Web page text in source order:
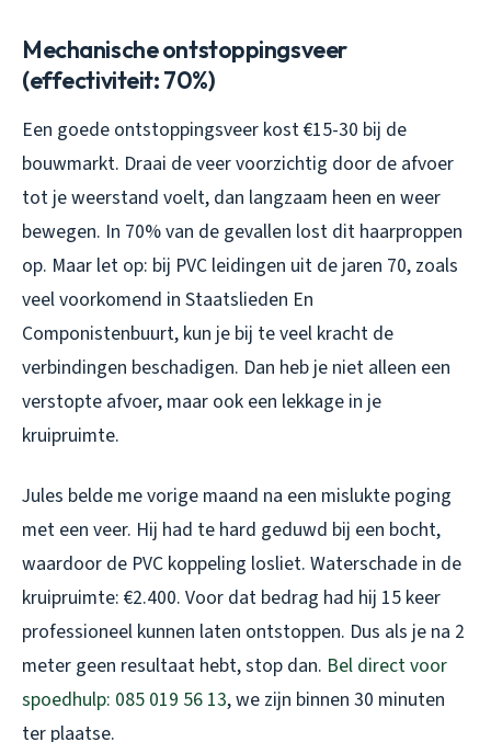
Mechanische ontstoppingsveer
(effectiviteit: 70%)
Een goede ontstoppingsveer kost €15-30 bij de
bouwmarkt. Draai de veer voorzichtig door de afvoer
tot je weerstand voelt, dan langzaam heen en weer
bewegen. In 70% van de gevallen lost dit haarproppen
op. Maar let op: bij PVC leidingen uit de jaren 70, zoals
veel voorkomend in Staatslieden En
Componistenbuurt, kun je bij te veel kracht de
verbindingen beschadigen. Dan heb je niet alleen een
verstopte afvoer, maar ook een lekkage in je
kruipruimte.
Jules belde me vorige maand na een mislukte poging
met een veer. Hij had te hard geduwd bij een bocht,
waardoor de PVC koppeling losliet. Waterschade in de
kruipruimte: €2.400. Voor dat bedrag had hij 15 keer
professioneel kunnen laten ontstoppen. Dus als je na 2
meter geen resultaat hebt, stop dan. Bel direct voor
spoedhulp: 085 019 56 13, we zijn binnen 30 minuten
ter plaatse.